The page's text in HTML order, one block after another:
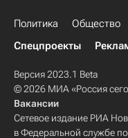
Политика Общество
Спецпроекты
Версия 2023.1 Beta
© 2026 МИА «Россия
Вакансии
Сетевое издание РИА
в Федеральной службе